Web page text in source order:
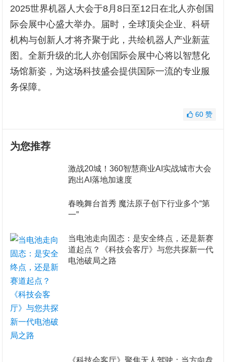
2025世界机器人大会于8月8日至12日在北人亦创国
际会展中心盛大举办。届时，全球顶尖企业、科研
机构与创新人才将齐聚于此，共绘机器人产业新蓝
图。全新升级的北人亦创国际会展中心将以智慧化
场馆新姿，为这场科技盛会提供国际一流的专业服
务保障。
60 赞
为您推荐
激战20城！360智慧商业AI实战城市大会
跑出AI落地加速度
春晚舞台首秀 魔法原子创下行业多个“第
一”
当电池走向固态：是安全终点，还是新赛
道起点？《科技会客厅》与您共探新一代
电池破局之路
《科技会客厅》聚焦无人驾驶：当方向盘